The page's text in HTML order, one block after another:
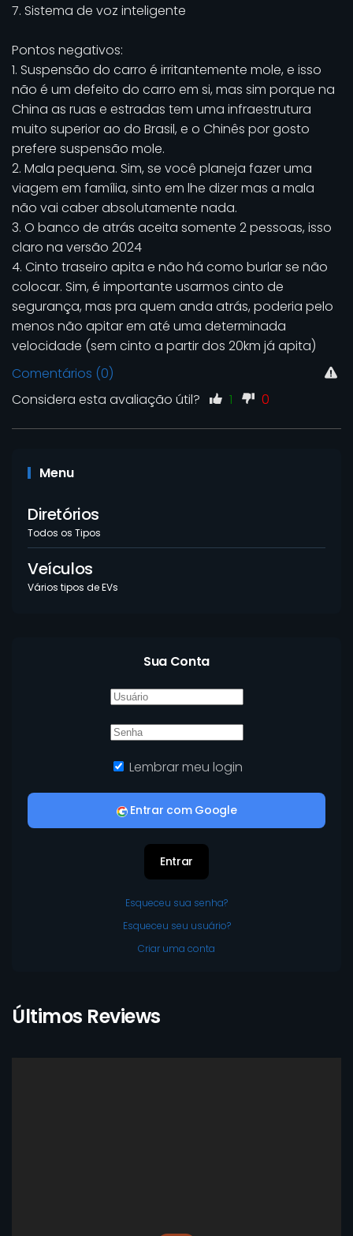
7. Sistema de voz inteligente
Pontos negativos:
1. Suspensão do carro é irritantemente mole, e isso
não é um defeito do carro em si, mas sim porque na
China as ruas e estradas tem uma infraestrutura
muito superior ao do Brasil, e o Chinês por gosto
prefere suspensão mole.
2. Mala pequena. Sim, se você planeja fazer uma
viagem em família, sinto em lhe dizer mas a mala
não vai caber absolutamente nada.
3. O banco de atrás aceita somente 2 pessoas, isso
claro na versão 2024
4. Cinto traseiro apita e não há como burlar se não
colocar. Sim, é importante usarmos cinto de
segurança, mas pra quem anda atrás, poderia pelo
menos não apitar em até uma determinada
velocidade (sem cinto a partir dos 20km já apita)
Comentários (0)
Considera esta avaliação útil?
1 0
Menu
Diretórios
Todos os Tipos
Veículos
Vários tipos de EVs
Sua Conta
Lembrar meu login
Entrar com Google
Entrar
Esqueceu sua senha?
Esqueceu seu usuário?
Criar uma conta
Últimos Reviews